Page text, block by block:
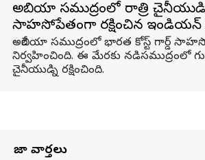
అరేబియా సముద్రంలో రాత్రి
సాహసోపేతంగా రక్షించిన ఇండియన్
అరేబియా సముద్రంలో భారత కోస్ట్‌ గార్డ్‌
నిర్వహించింది. ఈ మేరకు నడిసముద్రంలో
చైనీయుడ్ని రక్షించింది.
తాజా వార్తలు